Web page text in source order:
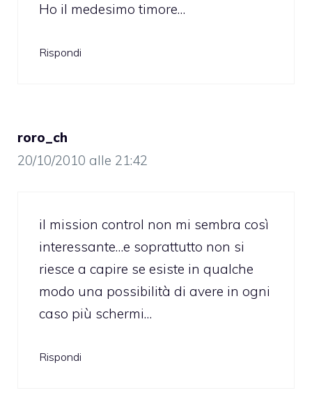
Ho il medesimo timore…
Rispondi
roro_ch
20/10/2010 alle 21:42
il mission control non mi sembra così
interessante…e soprattutto non si
riesce a capire se esiste in qualche
modo una possibilità di avere in ogni
caso più schermi…
Rispondi